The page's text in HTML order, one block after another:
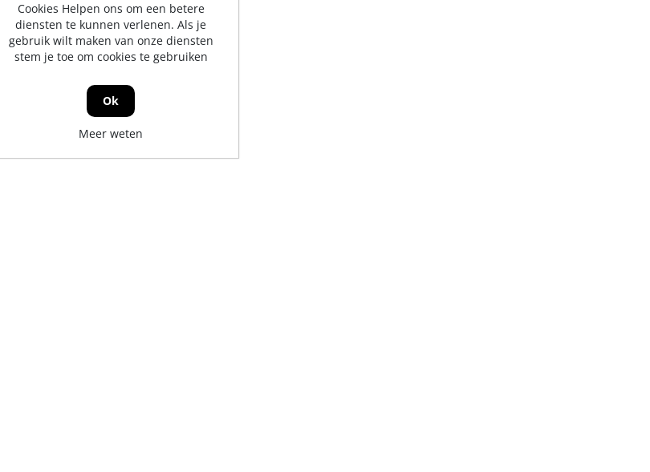
Cookies Helpen ons om een betere
diensten te kunnen verlenen. Als je
gebruik wilt maken van onze diensten
stem je toe om cookies te gebruiken
Ok
Meer weten